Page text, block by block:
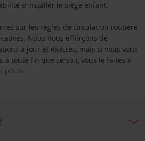
d’installer le siège enfant.
sur les règles de circulation routière
Nous nous efforçons de
à jour et exactes, mais si vous vous
à toute fin que ce soit, vous le faites à
périls.